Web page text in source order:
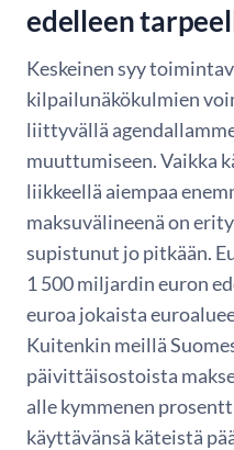
edelleen
Keskeinen syy
kilpailunäkökulmien
liittyvällä
muuttumiseen. Vaikka
liikkeellä aiempaa
maksuvälineenä on
supistunut jo pitkään.
1 500 miljardin euron
euroa jokaista
Kuitenkin meillä
päivittäisostoista
alle kymmenen
käyttävänsä käteistä